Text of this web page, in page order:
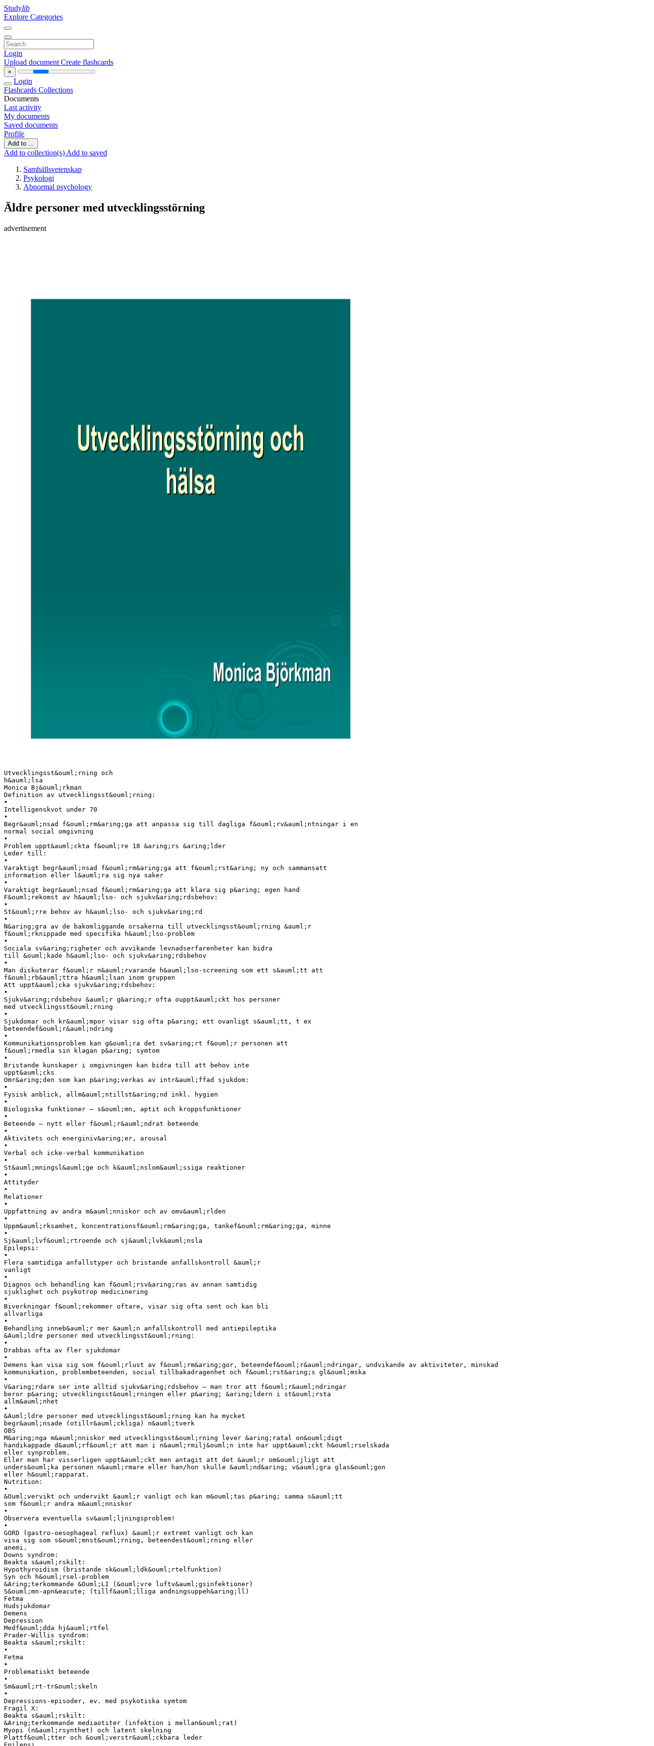
Studylib
Explore Categories
Login
Upload document Create flashcards
×
Login
Flashcards Collections
Documents
Last activity
My documents
Saved documents
Profile
Add to ...
Add to collection(s) Add to saved
Samhällsvetenskap
Psykologi
Abnormal psychology
Äldre personer med utvecklingsstörning
advertisement
Utvecklingsst&ouml;rning och
h&auml;lsa
Monica Bj&ouml;rkman
Definition av utvecklingsst&ouml;rning:
•
Intelligenskvot under 70
•
Begr&auml;nsad f&ouml;rm&aring;ga att anpassa sig till dagliga f&ouml;rv&auml;ntningar i en
normal social omgivning
•
Problem uppt&auml;ckta f&ouml;re 18 &aring;rs &aring;lder
Leder till:
•
Varaktigt begr&auml;nsad f&ouml;rm&aring;ga att f&ouml;rst&aring; ny och sammansatt
information eller l&auml;ra sig nya saker
•
Varaktigt begr&auml;nsad f&ouml;rm&aring;ga att klara sig p&aring; egen hand
F&ouml;rekomst av h&auml;lso- och sjukv&aring;rdsbehov:
•
St&ouml;rre behov av h&auml;lso- och sjukv&aring;rd
•
N&aring;gra av de bakomliggande orsakerna till utvecklingsst&ouml;rning &auml;r
f&ouml;rknippade med specifika h&auml;lso-problem
•
Sociala sv&aring;righeter och avvikande levnadserfarenheter kan bidra
till &ouml;kade h&auml;lso- och sjukv&aring;rdsbehov
•
Man diskuterar f&ouml;r n&auml;rvarande h&auml;lso-screening som ett s&auml;tt att
f&ouml;rb&auml;ttra h&auml;lsan inom gruppen
Att uppt&auml;cka sjukv&aring;rdsbehov:
•
Sjukv&aring;rdsbehov &auml;r g&aring;r ofta ouppt&auml;ckt hos personer
med utvecklingsst&ouml;rning
•
Sjukdomar och kr&auml;mpor visar sig ofta p&aring; ett ovanligt s&auml;tt, t ex
beteendef&ouml;r&auml;ndring
•
Kommunikationsproblem kan g&ouml;ra det sv&aring;rt f&ouml;r personen att
f&ouml;rmedla sin klagan p&aring; symtom
•
Bristande kunskaper i omgivningen kan bidra till att behov inte
uppt&auml;cks
Omr&aring;den som kan p&aring;verkas av intr&auml;ffad sjukdom:
•
Fysisk anblick, allm&auml;ntillst&aring;nd inkl. hygien
•
Biologiska funktioner – s&ouml;mn, aptit och kroppsfunktioner
•
Beteende – nytt eller f&ouml;r&auml;ndrat beteende
•
Aktivitets och energiniv&aring;er, arousal
•
Verbal och icke-verbal kommunikation
•
St&auml;mningsl&auml;ge och k&auml;nslom&auml;ssiga reaktioner
•
Attityder
•
Relationer
•
Uppfattning av andra m&auml;nniskor och av omv&auml;rlden
•
Uppm&auml;rksamhet, koncentrationsf&ouml;rm&aring;ga, tankef&ouml;rm&aring;ga, minne
•
Sj&auml;lvf&ouml;rtroende och sj&auml;lvk&auml;nsla
Epilepsi:
•
Flera samtidiga anfallstyper och bristande anfallskontroll &auml;r
vanligt
•
Diagnos och behandling kan f&ouml;rsv&aring;ras av annan samtidig
sjuklighet och psykotrop medicinering
•
Biverkningar f&ouml;rekommer oftare, visar sig ofta sent och kan bli
allvarliga
•
Behandling inneb&auml;r mer &auml;n anfallskontroll med antiepileptika
&Auml;ldre personer med utvecklingsst&ouml;rning:
•
Drabbas ofta av fler sjukdomar
•
Demens kan visa sig som f&ouml;rlust av f&ouml;rm&aring;gor, beteendef&ouml;r&auml;ndringar, undvikande av aktiviteter, minskad
kommunikation, problembeteenden, social tillbakadragenhet och f&ouml;rst&aring;s gl&ouml;mska
•
V&aring;rdare ser inte alltid sjukv&aring;rdsbehov – man tror att f&ouml;r&auml;ndringar
beror p&aring; utvecklingsst&ouml;rningen eller p&aring; &aring;ldern i st&ouml;rsta
allm&auml;nhet
•
&Auml;ldre personer med utvecklingsst&ouml;rning kan ha mycket
begr&auml;nsade (otillr&auml;ckliga) n&auml;tverk
OBS
M&aring;nga m&auml;nniskor med utvecklingsst&ouml;rning lever &aring;ratal on&ouml;digt
handikappade d&auml;rf&ouml;r att man i n&auml;rmilj&ouml;n inte har uppt&auml;ckt h&ouml;rselskada
eller synproblem.
Eller man har visserligen uppt&auml;ckt men antagit att det &auml;r om&ouml;jligt att
unders&ouml;ka personen n&auml;rmare eller han/hon skulle &auml;nd&aring; v&auml;gra glas&ouml;gon
eller h&ouml;rapparat.
Nutrition:
•
&Ouml;vervikt och undervikt &auml;r vanligt och kan m&ouml;tas p&aring; samma s&auml;tt
som f&ouml;r andra m&auml;nniskor
•
Observera eventuella sv&auml;ljningsproblem!
•
GORD (gastro-oesophageal reflux) &auml;r extremt vanligt och kan
visa sig som s&ouml;mnst&ouml;rning, beteendest&ouml;rning eller
anemi.
Downs syndrom:
Beakta s&auml;rskilt:
Hypothyroidism (bristande sk&ouml;ldk&ouml;rtelfunktion)
Syn och h&ouml;rsel-problem
&Aring;terkommande &Ouml;LI (&ouml;vre luftv&auml;gsinfektioner)
S&ouml;mn-apn&eacute; (tillf&auml;lliga andningsuppeh&aring;ll)
Fetma
Hudsjukdomar
Demens
Depression
Medf&ouml;dda hj&auml;rtfel
Prader-Willis syndrom:
Beakta s&auml;rskilt:
•
Fetma
•
Problematiskt beteende
•
Sm&auml;rt-tr&ouml;skeln
•
Depressions-episoder, ev. med psykotiska symtom
Fragil X:
Beakta s&auml;rskilt:
&Aring;terkommande mediaotiter (infektion i mellan&ouml;rat)
Myopi (n&auml;rsynthet) och latent skelning
Plattf&ouml;tter och &ouml;verstr&auml;ckbara leder